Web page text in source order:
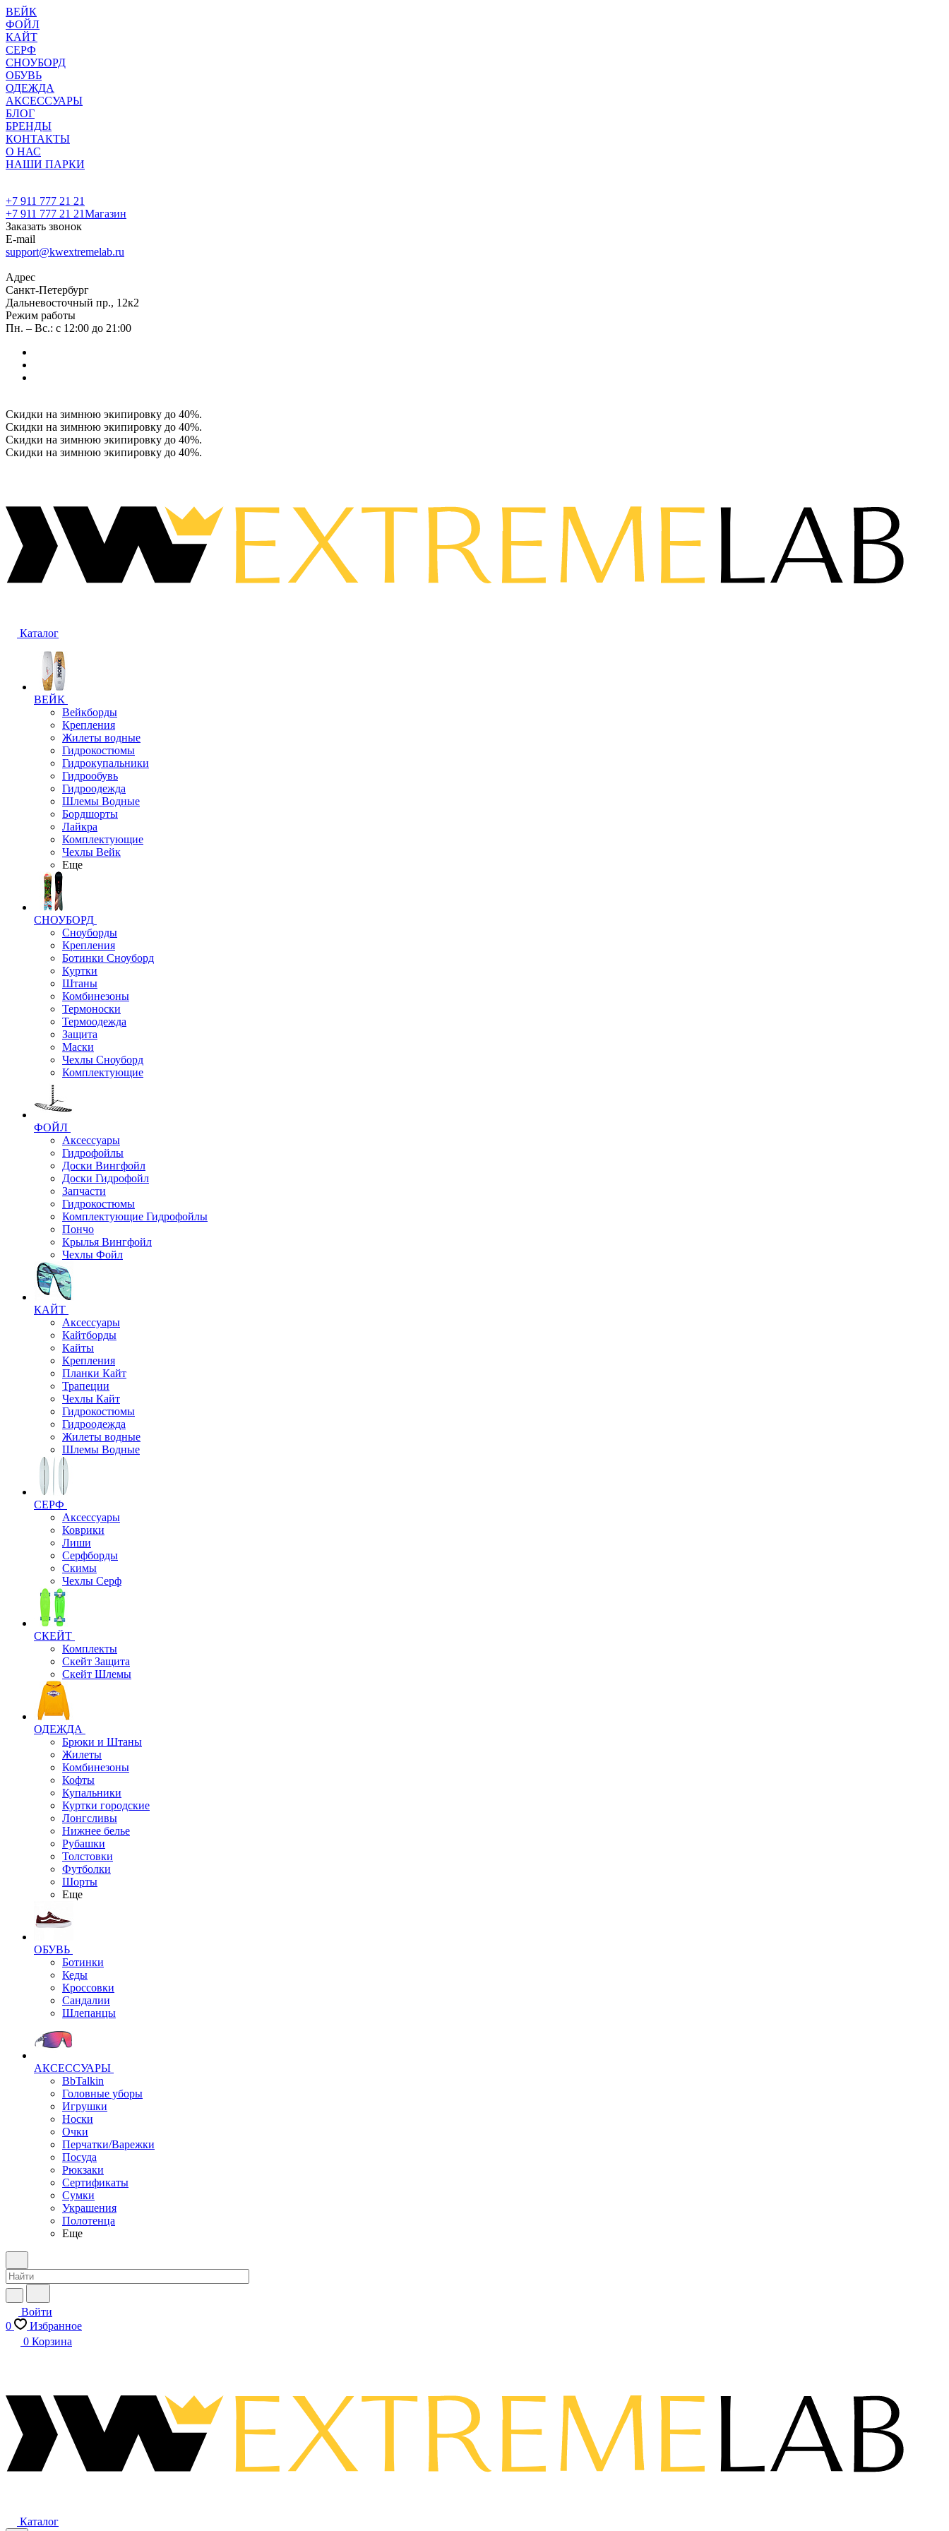
ВЕЙК
ФОЙЛ
КАЙТ
СЕРФ
СНОУБОРД
ОБУВЬ
ОДЕЖДА
АКСЕССУАРЫ
БЛОГ
БРЕНДЫ
КОНТАКТЫ
О НАС
НАШИ ПАРКИ
+7 911 777 21 21
+7 911 777 21 21Магазин
Заказать звонок
E-mail
support@kwextremelab.ru
Адрес
Санкт-Петербург
Дальневосточный пр., 12к2
Режим работы
Пн. – Вс.: с 12:00 до 21:00
Скидки на зимнюю экипировку до 40%.
Скидки на зимнюю экипировку до 40%.
Скидки на зимнюю экипировку до 40%.
Скидки на зимнюю экипировку до 40%.
Каталог
ВЕЙК
Вейкборды
Крепления
Жилеты водные
Гидрокостюмы
Гидрокупальники
Гидрообувь
Гидроодежда
Шлемы Водные
Бордшорты
Лайкра
Комплектующие
Чехлы Вейк
Еще
СНОУБОРД
Сноуборды
Крепления
Ботинки Сноуборд
Куртки
Штаны
Комбинезоны
Термоноски
Термоодежда
Защита
Маски
Чехлы Сноуборд
Комплектующие
ФОЙЛ
Аксессуары
Гидрофойлы
Доски Вингфойл
Доски Гидрофойл
Запчасти
Гидрокостюмы
Комплектующие Гидрофойлы
Пончо
Крылья Вингфойл
Чехлы Фойл
КАЙТ
Аксессуары
Кайтборды
Кайты
Крепления
Планки Кайт
Трапеции
Чехлы Кайт
Гидрокостюмы
Гидроодежда
Жилеты водные
Шлемы Водные
СЕРФ
Аксессуары
Коврики
Лиши
Серфборды
Скимы
Чехлы Cерф
СКЕЙТ
Комплекты
Скейт Защита
Скейт Шлемы
ОДЕЖДА
Брюки и Штаны
Жилеты
Комбинезоны
Кофты
Купальники
Куртки городские
Лонгсливы
Нижнее белье
Рубашки
Толстовки
Футболки
Шорты
Еще
ОБУВЬ
Ботинки
Кеды
Кроссовки
Сандалии
Шлепанцы
АКСЕССУАРЫ
BbTalkin
Головные уборы
Игрушки
Носки
Очки
Перчатки/Варежки
Посуда
Рюкзаки
Сертификаты
Сумки
Украшения
Полотенца
Еще
Войти
0
Избранное
0 Корзина
Каталог